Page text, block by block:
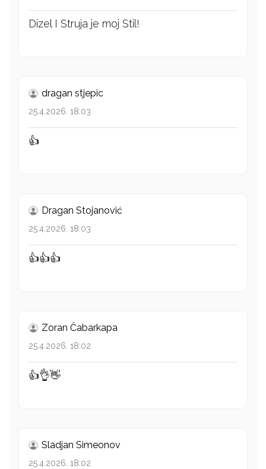
Dizel I Struja je moj Stil!
dragan stjepic
25.4.2026. 18:03
👍
Dragan Stojanović
25.4.2026. 18:03
👍👍👍
Zoran Čabarkapa
25.4.2026. 18:02
👍👌👋
Sladjan Simeonov
25.4.2026. 18:02